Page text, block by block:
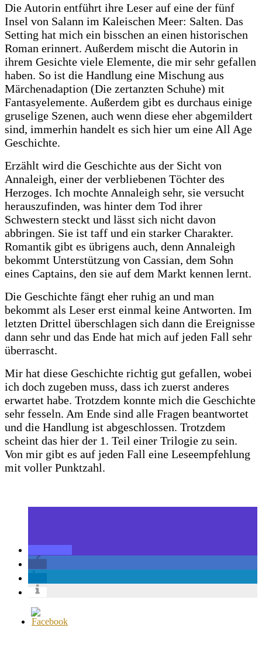
Die Autorin entführt ihre Leser auf eine der fünf
Insel von Salann im Kaleischen Meer: Salten. Das
Setting hat mich ein bisschen an einen historischen
Roman erinnert. Außerdem mischt die Autorin in
ihrem Gesichte viele Elemente, die mir sehr gefallen
haben. So ist die Handlung eine Mischung aus
Märchenadaption (Die zertanzten Schuhe) mit
Fantasyelemente. Außerdem gibt es durchaus einige
gruselige Szenen, auch wenn diese eher abgemildert
sind, immerhin handelt es sich hier um eine All Age
Geschichte.
Erzählt wird die Geschichte aus der Sicht von
Annaleigh, einer der verbliebenen Töchter des
Herzoges. Ich mochte Annaleigh sehr, sie versucht
herauszufinden, was hinter dem Tod ihrer
Schwestern steckt und lässt sich nicht davon
abbringen. Sie ist taff und ein starker Charakter.
Romantik gibt es übrigens auch, denn Annaleigh
bekommt Unterstützung von Cassian, dem Sohn
eines Captains, den sie auf dem Markt kennen lernt.
Die Geschichte fängt eher ruhig an und man
bekommt als Leser erst einmal keine Antworten. Im
letzten Drittel überschlagen sich dann die Ereignisse
dann sehr und das Ende hat mich auf jeden Fall sehr
überrascht.
Mir hat diese Geschichte richtig gut gefallen, wobei
ich doch zugeben muss, dass ich zuerst anderes
erwartet habe. Trotzdem konnte mich die Geschichte
sehr fesseln. Am Ende sind alle Fragen beantwortet
und die Handlung ist abgeschlossen. Trotzdem
scheint das hier der 1. Teil einer Trilogie zu sein.
Von mir gibt es auf jeden Fall eine Leseempfehlung
mit voller Punktzahl.